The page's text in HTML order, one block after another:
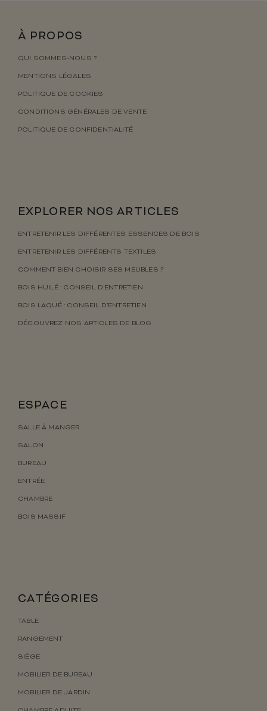
À PROPOS
QUI SOMMES-NOUS ?
MENTIONS LÉGALES
POLITIQUE DE COOKIES
CONDITIONS GÉNÉRALES DE VENTE
POLITIQUE DE CONFIDENTIALITÉ
EXPLORER NOS ARTICLES
ENTRETENIR LES DIFFÉRENTES ESSENCES DE BOIS
ENTRETENIR LES DIFFÉRENTS TEXTILES
COMMENT BIEN CHOISIR SES MEUBLES ?
BOIS HUILÉ : CONSEIL D’ENTRETIEN
BOIS LAQUÉ : CONSEIL D’ENTRETIEN
DÉCOUVREZ NOS ARTICLES DE BLOG
ESPACE
SALLE À MANGER
SALON
BUREAU
ENTRÉE
CHAMBRE
BOIS MASSIF
CATÉGORIES
TABLE
RANGEMENT
SIÈGE
MOBILIER DE BUREAU
MOBILIER DE JARDIN